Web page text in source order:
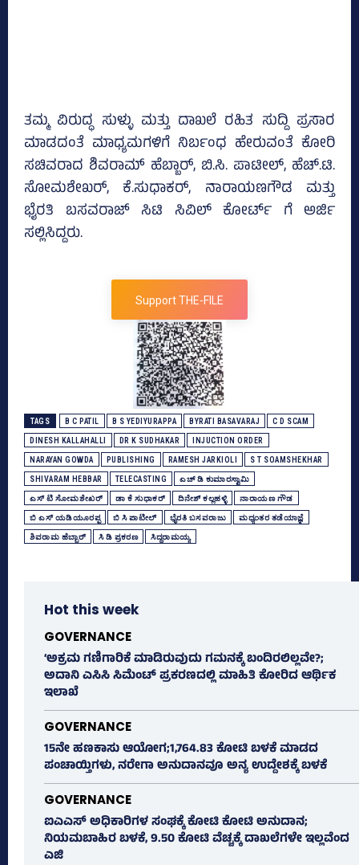
ತಮ್ಮ ವಿರುದ್ಧ ಸುಳ್ಳು ಮತ್ತು ದಾಖಲೆ ರಹಿತ ಸುದ್ದಿ ಪ್ರಸಾರ
ಮಾಡದಂತೆ ಮಾಧ್ಯಮಗಳಿಗೆ ನಿರ್ಬಂಧ ಹೇರುವಂತೆ ಕೋರಿ
ಸಚಿವರಾದ ಶಿವರಾಮ್ ಹೆಬ್ಬಾರ್, ಬಿ.ಸಿ. ಪಾಟೀಲ್, ಹೆಚ್.ಟಿ.
ಸೋಮಶೇಖರ್,‌ ಕೆ.ಸುಧಾಕರ್, ನಾರಾಯಣಗೌಡ ಮತ್ತು
ಭೈರತಿ ಬಸವರಾಜ್ ಸಿಟಿ ಸಿವಿಲ್ ಕೋರ್ಟ್ ಗೆ ಅರ್ಜಿ
ಸಲ್ಲಿಸಿದ್ದರು.
Support THE-FILE
TAGS B C PATIL B S YEDIYURAPPA BYRATI BASAVARAJ C D SCAM
DINESH KALLAHALLI DR K SUDHAKAR INJUCTION ORDER
NARAYAN GOWDA PUBLISHING RAMESH JARKIOLI S T SOAMSHEKHAR
SHIVARAM HEBBAR TELECASTING ಎಚ್‌ ಡಿ ಕುಮಾರಸ್ವಾಮಿ
ಎಸ್‌ ಟಿ ಸೋಮಶೇಖರ್‌ ಡಾ ಕೆ ಸುಧಾಕರ್‌ ದಿನೇಶ್‌ ಕಲ್ಲಹಳ್ಳಿ ನಾರಾಯಣ ಗೌಡ
ಬಿ ಎಸ್‌ ಯಡಿಯೂರಪ್ಪ ಬಿ ಸಿ ಪಾಟೀಲ್‌ ಭೈರತಿ ಬಸವರಾಜು ಮಧ್ಯಂತರ ತಡೆಯಾಜ್ಞೆ
ಶಿವರಾಮ ಹೆಬ್ಬಾರ್‌ ಸಿ ಡಿ ಪ್ರಕರಣ ಸಿದ್ದರಾಮಯ್ಯ
Hot this week
GOVERNANCE
‘ಅಕ್ರಮ ಗಣಿಗಾರಿಕೆ ಮಾಡಿರುವುದು ಗಮನಕ್ಕೆ ಬಂದಿರಲಿಲ್ಲವೇ?;
ಅದಾನಿ ಎಸಿಸಿ ಸಿಮೆಂಟ್ ಪ್ರಕರಣದಲ್ಲಿ ಮಾಹಿತಿ ಕೋರಿದ ಆರ್ಥಿಕ
ಇಲಾಖೆ
GOVERNANCE
15ನೇ ಹಣಕಾಸು ಆಯೋಗ;1,764.83 ಕೋಟಿ ಬಳಕೆ ಮಾಡದ
ಪಂಚಾಯ್ತಿಗಳು, ನರೇಗಾ ಅನುದಾನವೂ ಅನ್ಯ ಉದ್ದೇಶಕ್ಕೆ ಬಳಕೆ
GOVERNANCE
ಐಎಎಸ್‌ ಅಧಿಕಾರಿಗಳ ಸಂಘಕ್ಕೆ ಕೋಟಿ ಕೋಟಿ ಅನುದಾನ;
ನಿಯಮಬಾಹಿರ ಬಳಕೆ, 9.50 ಕೋಟಿ ವೆಚ್ಚಕ್ಕೆ ದಾಖಲೆಗಳೇ ಇಲ್ಲವೆಂದ
ಎಜಿ